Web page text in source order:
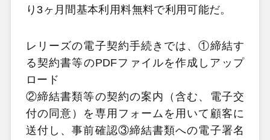
り3ヶ月間基本利用料無料で利用可能だ。
レリーズの電子契約手続きでは、①締結す
る契約書等のPDFファイルを作成しアップ
ロード
②締結書類等の契約の案内（含む、電子交
付の同意）を専用フォームを用いて顧客に
送付し、事前確認③締結書類への電子署名